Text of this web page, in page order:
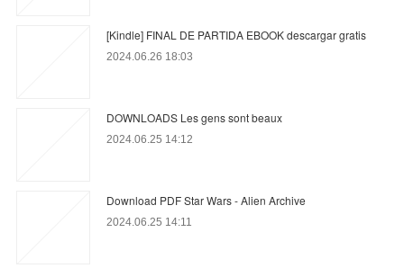
[Kindle] FINAL DE PARTIDA EBOOK descargar gratis
2024.06.26 18:03
DOWNLOADS Les gens sont beaux
2024.06.25 14:12
Download PDF Star Wars - Alien Archive
2024.06.25 14:11